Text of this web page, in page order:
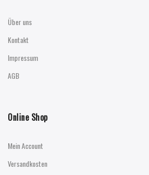
Über uns
Kontakt
Impressum
AGB
Online Shop
Mein Account
Versandkosten